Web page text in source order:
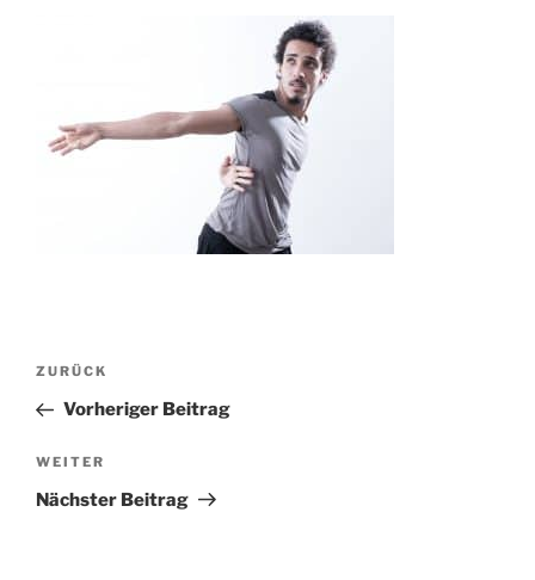
Beitragsnavigation
Vorheriger
Beitrag
ZURÜCK
Vorheriger Beitrag
Nächster
Beitrag
WEITER
Nächster Beitrag